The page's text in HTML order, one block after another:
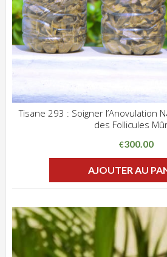
Tisane 293 : Soigner l’Anovulation
des Follicules
€300.00
AJOUTER AU